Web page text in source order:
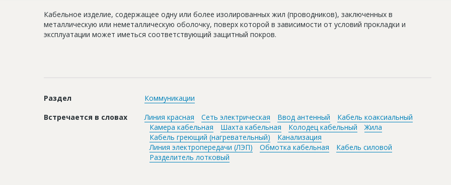
Кабельное изделие, содержащее одну или более изолированных жил (проводников), заключенных в
металлическую или неметаллическую оболочку, поверх которой в зависимости от условий прокладки и
эксплуатации может иметься соответствующий защитный покров.
Раздел
Коммуникации
Встречается в словах
Линия красная Сеть электрическая Ввод антенный
Кабель коаксиальный
Камера кабельная
Шахта кабельная Колодец кабельный
Жила
Кабель греющий (нагревательный)
Канализация
Линия электропередачи (ЛЭП)
Обмотка кабельная
Кабель силовой
Разделитель лотковый